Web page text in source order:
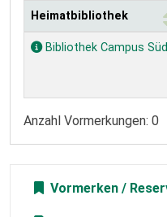
Exemplare
Heimatbibliothek
Bibliothek Campus Süd
Anzahl Vormerkungen: 0
Vormerken